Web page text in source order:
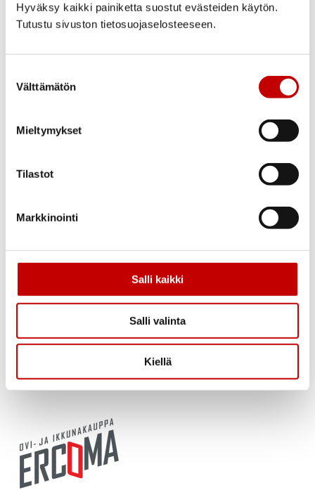
Hyväksy kaikki painiketta suostut evästeiden käytön.
Tutustu sivuston tietosuojaselosteeseen.
valinta
Välttämätön
Mieltymykset
Tilastot
Markkinointi
Salli kaikki
Salli valinta
Kiellä
120,00€(alv 25.5%)
Varastossa
arkipäivää
Ovi- ja ikkunakauppa Ercoma on Oulun kupeessa
toiminut ovia ja ikkunoita varastoivana, nopean
toimituksen yrityksenä jo vuosikymmenien ajan,
toiminta on alkanut jo vuonna 1977. Nykyisten
yrittäjien, Aune ja Ari Kaarlejärven luotsaamana
yritys on toiminut vuoden 2018 kesäkuusta
alkaen.